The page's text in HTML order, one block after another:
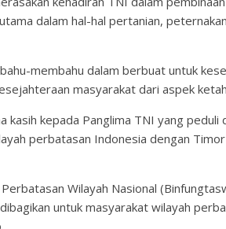
dalam hal-hal pertanian,
membahu dalam berbuat untuk
masyarakat dari aspek
kasih kepada Panglima TNI yang peduli
perbatasan Indonesia dengan
Wilayah Nasional
untuk masyarakat wilayah